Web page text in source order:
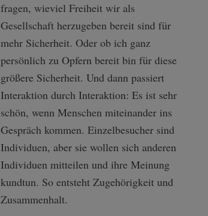
fragen, wieviel Freiheit wir als
Gesellschaft herzugeben bereit sind für
mehr Sicherheit. Oder ob ich ganz
persönlich zu Opfern bereit bin für diese
größere Sicherheit. Und dann passiert
Interaktion durch Interaktion: Es ist sehr
schön, wenn Menschen miteinander ins
Gespräch kommen. Einzelbesucher sind
Individuen, aber sie wollen sich anderen
Individuen mitteilen und ihre Meinung
kundtun. So entsteht Zugehörigkeit und
Zusammenhalt.